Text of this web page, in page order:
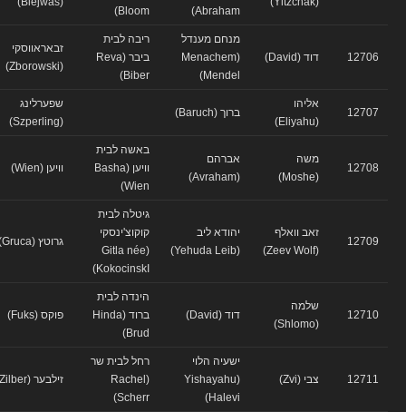
Abraham)
Bloom)
12706 דוד (David)
מנחם מענדל
(Menachem
Mendel)
ריבה לבית
ביבר (Reva
Biber)
זבאראווסקי
12707
אליהו
ברוך (Baruch)
שפערלינג
12708
משה
אברהם
באשה לבית
וויען (Basha
Wien)
וויען (Wien)
12709
זאב וואלף
יהודא ליב
גיטלה לבית
קוקוצ'ינסקי
(Gitla née
KokocinskI)
גרוטץ (Gruca)
12710
שלמה
דוד (David)
הינדה לבית
ברוד (Hinda
Brud)
פוקס (Fuks)
12711 צבי (Zvi)
ישעיה הלוי
(Yishayahu
Halevi)
רחל לבית שר
(Rachel
Scherr)
זילבער (Zilber)